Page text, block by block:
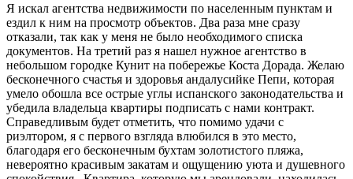
Я искал агентства недвижимости по населенным пунктам и
ездил к ним на просмотр объектов. Два раза мне сразу
отказали, так как у меня не было необходимого списка
документов. На третий раз я нашел нужное агентство в
небольшом городке Кунит на побережье Коста Дорада. Желаю
бесконечного счастья и здоровья андалусийке Пепи, которая
умело обошла все острые углы испанского законодательства и
убедила владельца квартиры подписать с нами контракт.
Справедливым будет отметить, что помимо удачи с
риэлтором, я с первого взгляда влюбился в это место,
благодаря его бесконечным бухтам золотистого пляжа,
невероятно красивым закатам и ощущению уюта и душевного